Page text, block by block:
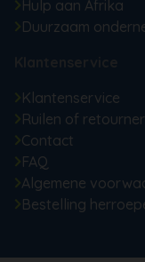
Hulp aan Afrika
Duurzaam
Klantenservice
Ruilen of
Contact
FAQ
Algemene
Bestelling